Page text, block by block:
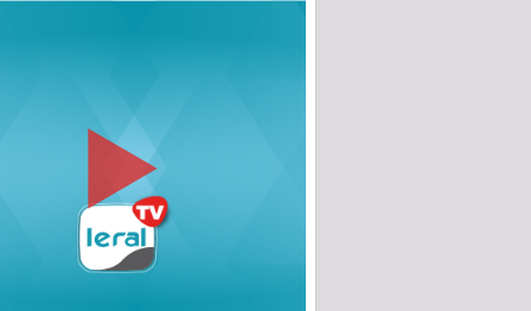
Ministère des Sports: Qui va payer les